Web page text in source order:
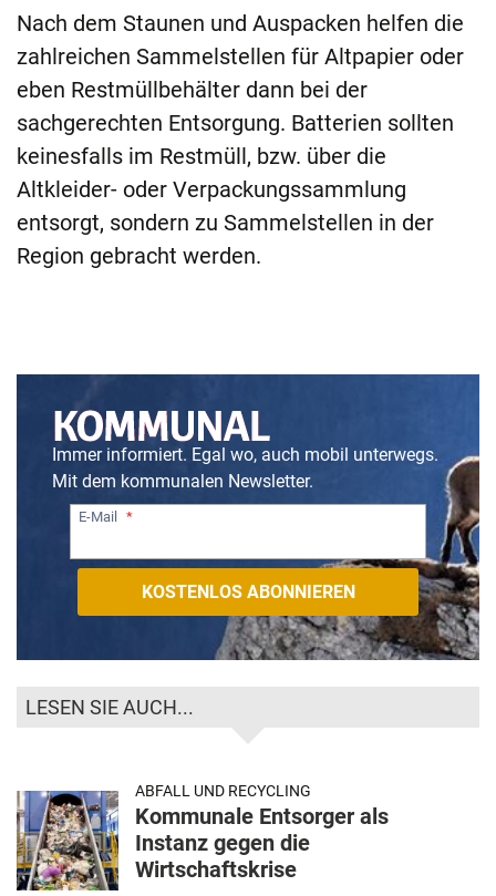
Nach dem Staunen und Auspacken helfen die
zahlreichen Sammelstellen für Altpapier oder
eben Restmüllbehälter dann bei der
sachgerechten Entsorgung. Batterien sollten
keinesfalls im Restmüll, bzw. über die
Altkleider- oder Verpackungssammlung
entsorgt, sondern zu Sammelstellen in der
Region gebracht werden.
Immer informiert. Egal wo, auch mobil unterwegs.
Mit dem kommunalen Newsletter.
E-Mail
LESEN SIE AUCH...
ABFALL UND RECYCLING
Kommunale Entsorger als
Instanz gegen die
Wirtschaftskrise